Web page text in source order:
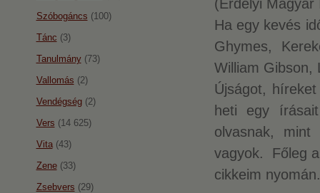
(Erdélyi
Ha egy kevés
Ghymes,
William Gibson,
Újságot,
heti egy
olvasnak,
vagyok. Főleg
cikkeim nyomán.
Szóbogáncs (100)
Tánc (3)
Tanulmány(73)
Vallomás (2)
Vendégség(2)
Vers (14 625)
Vita(43)
Zene(33)
Zsebvers (29)